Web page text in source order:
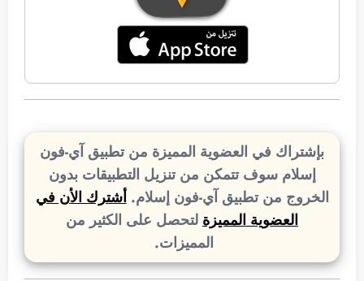
بإشتراك في العضوية المميزة من تطبيق آي-فون
إسلام سوف تتمكن من تنزيل التطبيقات بدون
الخروج من تطبيق آي-فون إسلام.أشترك الأن في
العضوية المميزة لتحصل على الكثير من
المميزات.